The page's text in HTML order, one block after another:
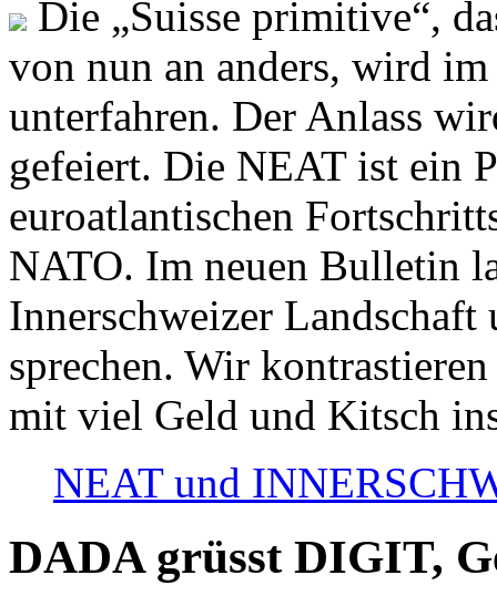
Die „Suisse primitive“,
von nun an anders, wird
unterfahren. Der Anlass
gefeiert. Die NEAT ist ein
euroatlantischen
NATO. Im neuen Bulletin
Innerschweizer
sprechen. Wir
mit viel Geld und Kitsch
NEAT und
DADA grüsst DIGIT,